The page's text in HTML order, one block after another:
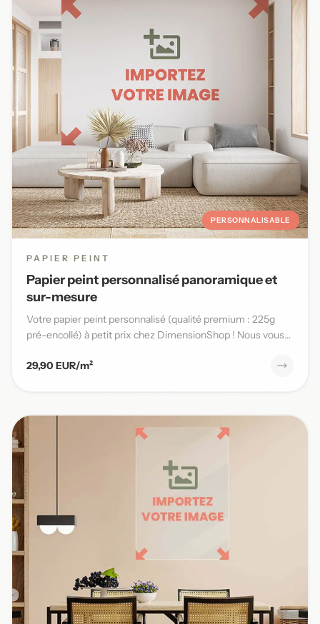
PERSONNALISABLE
PAPIER PEINT
Papier peint personnalisé panoramique et
sur-mesure
Votre papier peint personnalisé (qualité premium : 225g
pré-encollé) à petit prix chez DimensionShop ! Nous vous
29,90 EUR/m²